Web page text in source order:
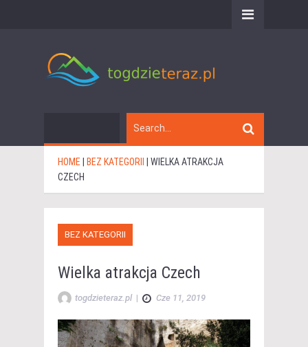
HOME BEZ KATEGORII
WIELKA ATRAKCJA
CZECH
BEZ KATEGORII
Wielka atrakcja Czech
togdzieteraz.pl | Cze 11, 2019